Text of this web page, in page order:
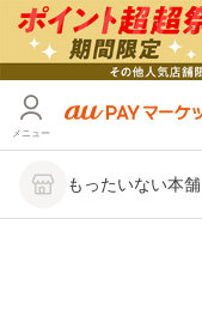
メニュー
もったいない本舗